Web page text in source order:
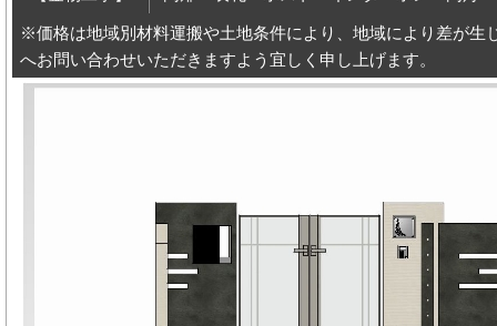
※価格は地域別材料運搬や土地条件により、地域により差が生
へお問い合わせいただきますよう宜しく申し上げます。